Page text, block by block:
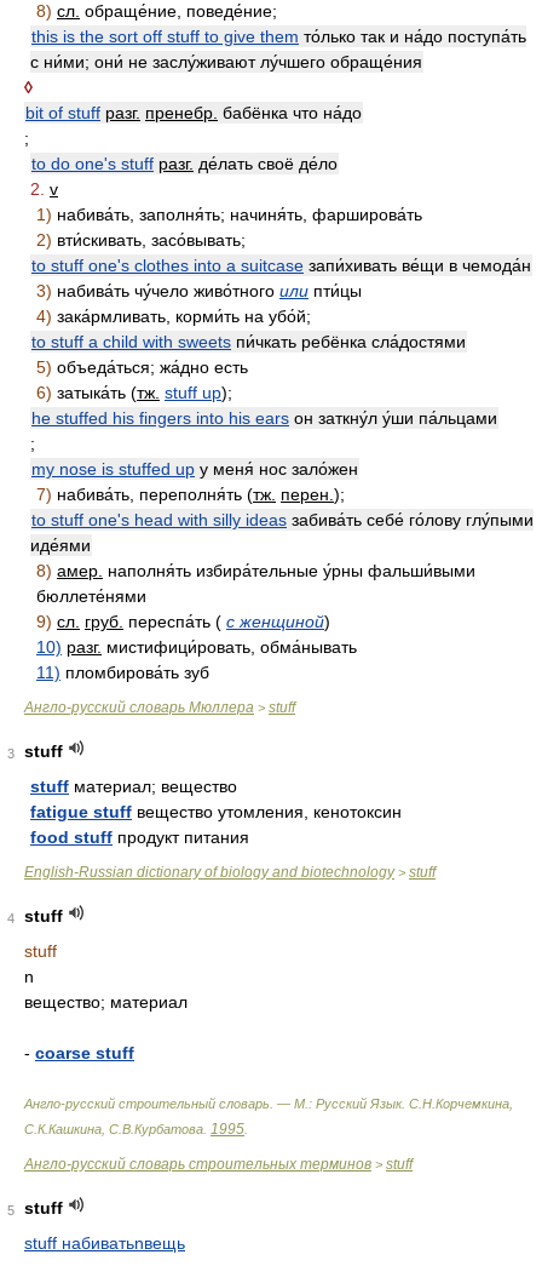
8) сл. обраще́ние, поведе́ние;
this is the sort off stuff to give them то́лько так и на́до поступа́ть
с ни́ми; они́ не заслу́живают лу́чшего обраще́ния
◊
bit of stuff разг. пренебр. бабёнка что на́до
;
to do one's stuff разг. де́лать своё де́ло
2. v
1) набива́ть, заполня́ть; начиня́ть, фарширова́ть
2) вти́скивать, засо́вывать;
to stuff one's clothes into a suitcase запи́хивать ве́щи в чемода́н
3) набива́ть чу́чело живо́тного или пти́цы
4) зака́рмливать, корми́ть на убо́й;
to stuff a child with sweets пи́чкать ребёнка сла́достями
5) объеда́ться; жа́дно есть
6) затыка́ть (тж. stuff up);
he stuffed his fingers into his ears он заткну́л у́ши па́льцами
;
my nose is stuffed up у меня́ нос зало́жен
7) набива́ть, переполня́ть (тж. перен. );
to stuff one's head with silly ideas забива́ть себе́ го́лову глу́пыми
иде́ями
8) амер. наполня́ть избира́тельные у́рны фальши́выми
бюллете́нями
9) сл. груб. переспа́ть ( с женщиной)
10) разг. мистифици́ровать, обма́нывать
11) пломбирова́ть зуб
Англо-русский словарь Мюллера > stuff
3
stuff
stuff материал; вещество
fatigue stuff вещество утомления, кенотоксин
food stuff продукт питания
English-Russian dictionary of biology and biotechnology> stuff
4
stuff
stuff
n
вещество; материал
- coarse stuff
Англо-русский строительный словарь. — М.: Русский Язык. С.Н.Корчемкина,
С.К.Кашкина, С.В.Курбатова 1995
Англо-русский словарь строительных терминов > stuff
5
stuff
stuff набиватьnвещь